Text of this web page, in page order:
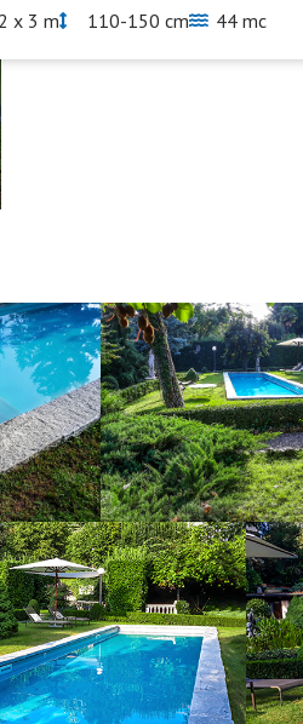
x 3 m 110-150 cm 44 mc